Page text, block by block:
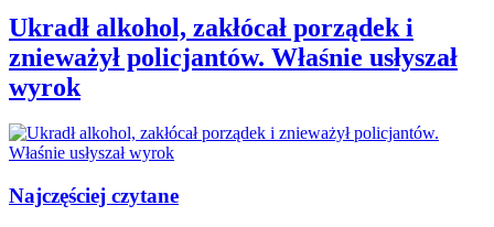
Ukradł alkohol, zakłócał porządek i
znieważył policjantów. Właśnie usłyszał
wyrok
Najczęściej czytane